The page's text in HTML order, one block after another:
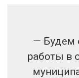
— Будем
работы в